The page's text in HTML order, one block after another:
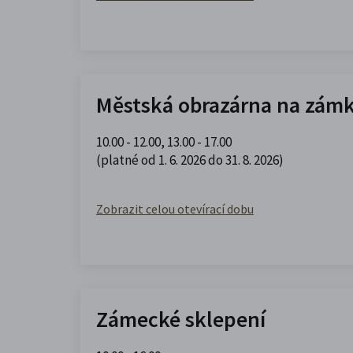
Městská obrazárna na
10.00 - 12.00, 13.00 - 17.00
(platné od 1. 6. 2026 do 31. 8. 2026)
Zobrazit celou otevírací dobu
Zámecké sklepení